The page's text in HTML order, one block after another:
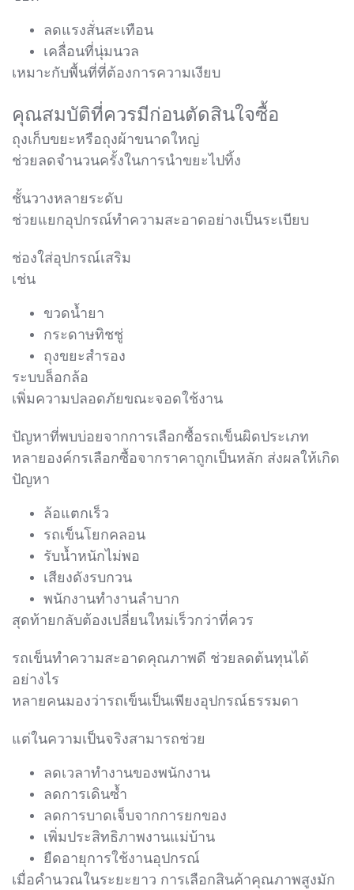
ลดแรงสั่นสะเทือน
เคลื่อนที่นุ่มนวล
เหมาะกับพื้นที่ที่ต้องการความเงียบ
คุณสมบัติที่ควรมีก่อนตัดสินใจซื้อ
ถุงเก็บขยะหรือถุงผ้าขนาดใหญ่
ช่วยลดจำนวนครั้งในการนำขยะไปทิ้ง
ชั้นวางหลายระดับ
ช่วยแยกอุปกรณ์ทำความสะอาดอย่างเป็นระเบียบ
ช่องใส่อุปกรณ์เสริม
เช่น
ขวดน้ำยา
กระดาษทิชชู่
ถุงขยะสำรอง
ระบบล็อกล้อ
เพิ่มความปลอดภัยขณะจอดใช้งาน
ปัญหาที่พบบ่อยจากการเลือกซื้อรถเข็นผิดประเภท
หลายองค์กรเลือกซื้อจากราคาถูกเป็นหลัก ส่งผลให้เกิด
ปัญหา
ล้อแตกเร็ว
รถเข็นโยกคลอน
รับน้ำหนักไม่พอ
เสียงดังรบกวน
พนักงานทำงานลำบาก
สุดท้ายกลับต้องเปลี่ยนใหม่เร็วกว่าที่ควร
รถเข็นทำความสะอาดคุณภาพดี ช่วยลดต้นทุนได้
อย่างไร
หลายคนมองว่ารถเข็นเป็นเพียงอุปกรณ์ธรรมดา
แต่ในความเป็นจริงสามารถช่วย
ลดเวลาทำงานของพนักงาน
ลดการเดินซ้ำ
ลดการบาดเจ็บจากการยกของ
เพิ่มประสิทธิภาพงานแม่บ้าน
ยืดอายุการใช้งานอุปกรณ์
เมื่อคำนวณในระยะยาว การเลือกสินค้าคุณภาพสูงมัก